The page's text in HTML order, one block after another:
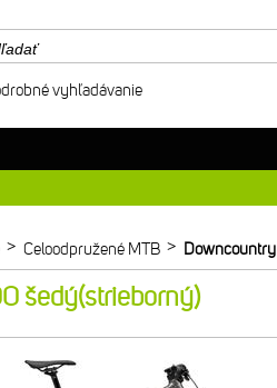
> Celoodpružené MTB > Downcountry
šedý(strieborný)
vyhľadávanie